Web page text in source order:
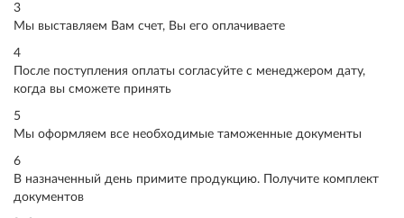
3
Мы выставляем Вам счет, Вы его оплачиваете
4
После поступления оплаты согласуйте с менеджером дату,
когда вы сможете принять
5
Мы оформляем все необходимые таможенные документы
6
В назначенный день примите продукцию. Получите комплект
документов